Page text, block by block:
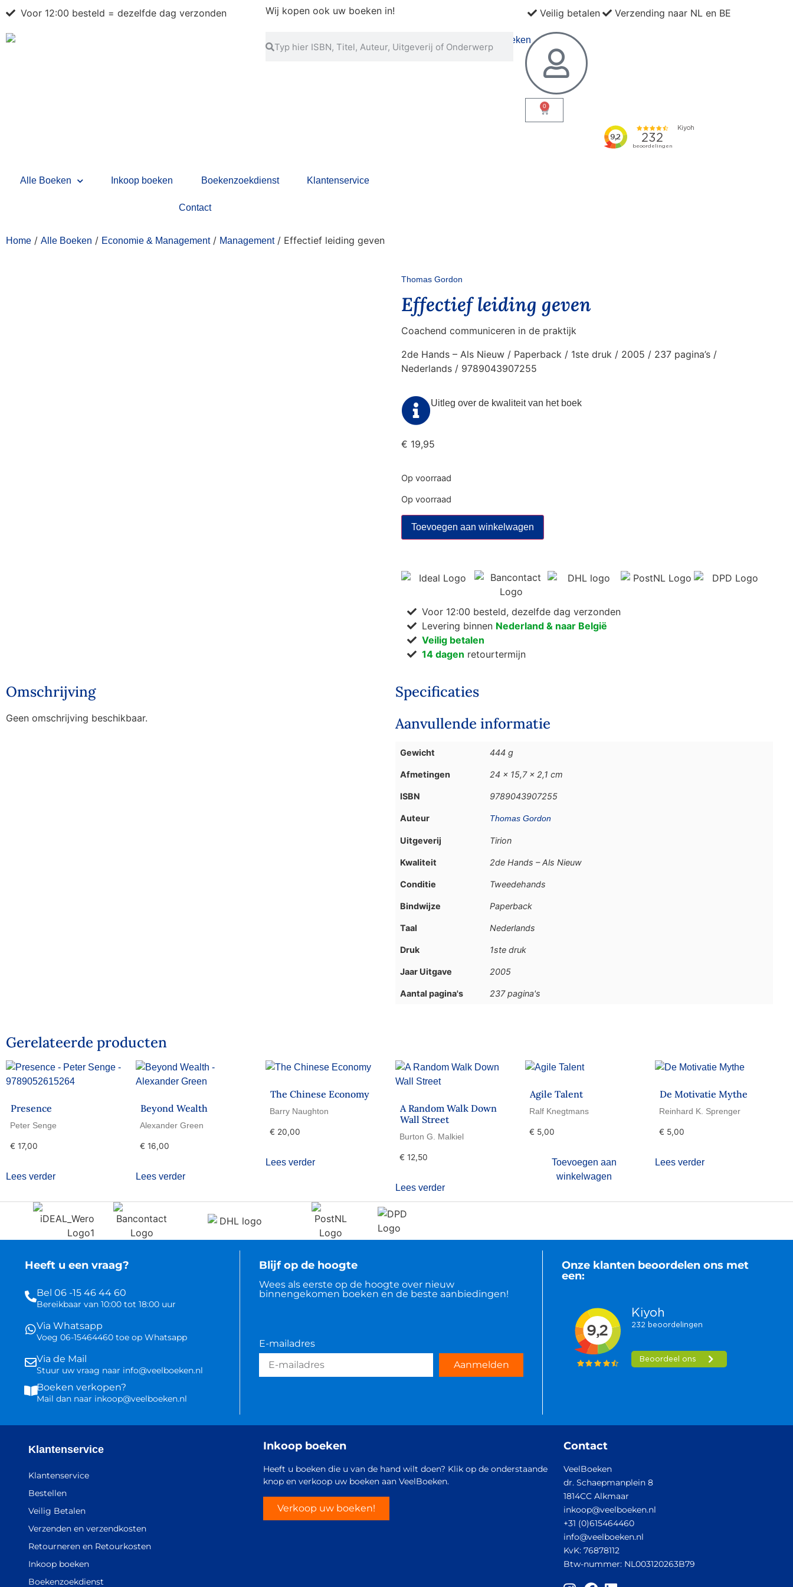
Voor 12:00 besteld = dezelfde dag verzonden Wij kopen ook uw boeken in! Veilig betalen Verzending naar NL en BE
0
Alle Boeken Inkoop boeken Boekenzoekdienst Klantenservice
Contact
Home / Alle Boeken / Economie & Management/ Management/ Effectief leiding geven
Thomas Gordon
Effectief leiding geven
Coachend communiceren in de praktijk
2de Hands – Als Nieuw / Paperback / 1ste druk / 2005 / 237 pagina’s /
Nederlands / 9789043907255
Uitleg over de kwaliteit van het boek
€ 19,95
Op voorraad
Op voorraad
Toevoegen aan winkelwagen
Voor 12:00 besteld, dezelfde dag verzonden
Levering binnen Nederland & naar België
Veilig betalen
14 dagen retourtermijn
Omschrijving
Geen omschrijving beschikbaar.
Specificaties
Aanvullende informatie
Gewicht 444 g
Afmetingen 24 × 15,7 × 2,1 cm
ISBN 9789043907255
Auteur Thomas Gordon
Uitgeverij Tirion
Kwaliteit 2de Hands – Als Nieuw
Conditie Tweedehands
Bindwijze Paperback
Taal Nederlands
Druk 1ste druk
Jaar Uitgave 2005
Aantal pagina's 237 pagina's
Gerelateerde producten
Presence
Peter Senge
€ 17,00
Lees verder
Beyond Wealth
Alexander Green
€ 16,00
Lees verder
The Chinese Economy
Barry Naughton
€ 20,00
Lees verder
A Random Walk Down
Wall Street
Burton G. Malkiel
€ 12,50
Lees verder
Agile Talent
Ralf Knegtmans
€ 5,00
Toevoegen aan
winkelwagen
De Motivatie Mythe
Reinhard K. Sprenger
€ 5,00
Lees verder
Heeft u een vraag?
Bel 06 -15 46 44 60
Bereikbaar van 10:00 tot 18:00 uur
Via Whatsapp
Voeg 06-15464460 toe op Whatsapp
Via de Mail
Stuur uw vraag naar info@veelboeken.nl
Boeken verkopen?
Mail dan naar inkoop@veelboeken.nl
Blijf op de hoogte
Wees als eerste op de hoogte over nieuw
binnengekomen boeken en de beste aanbiedingen!
E-mailadres
Aanmelden
Onze klanten beoordelen ons met
een:
Klantenservice
Klantenservice
Bestellen
Veilig Betalen
Verzenden en verzendkosten
Retourneren en Retourkosten
Inkoop boeken
Boekenzoekdienst
Inkoop boeken
Heeft u boeken die u van de hand wilt doen? Klik op de onderstaande
knop en verkoop uw boeken aan VeelBoeken.
Verkoop uw boeken!
Contact
VeelBoeken
dr. Schaepmanplein 8
1814CC Alkmaar
inkoop@veelboeken.nl
+31 (0)615464460
info@veelboeken.nl
KvK: 76878112
Btw-nummer: NL003120263B79